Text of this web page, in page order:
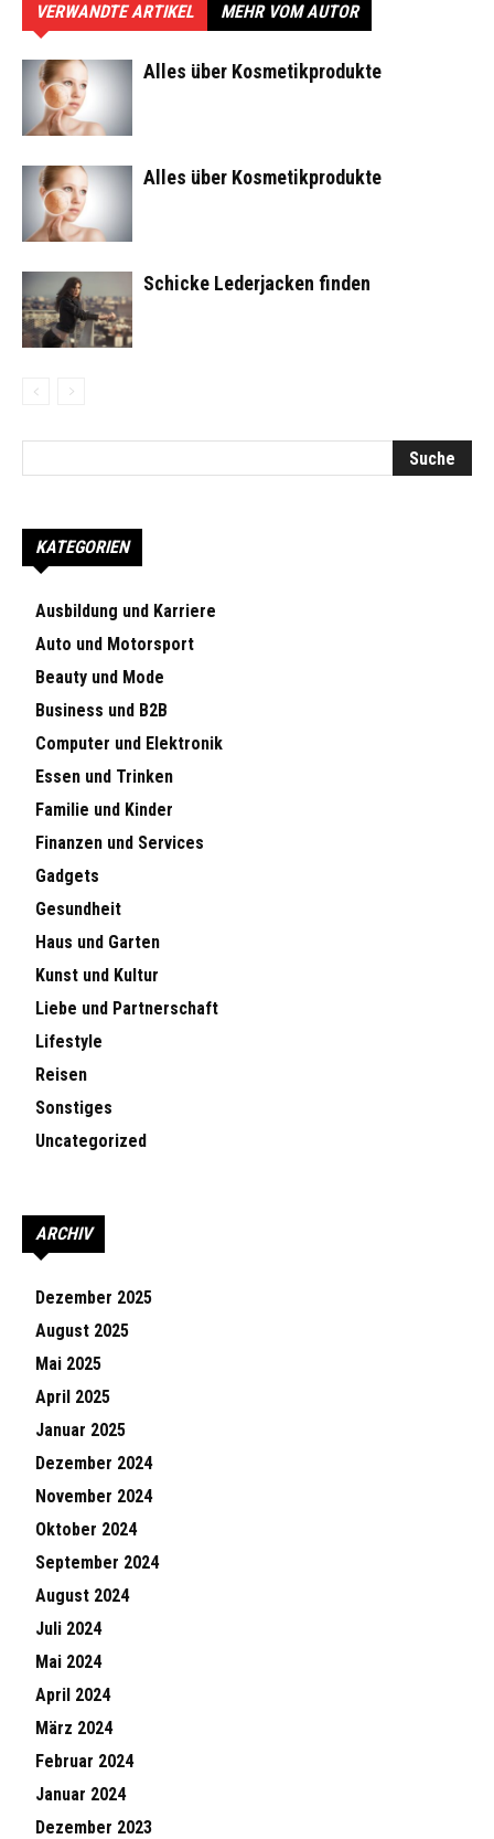
VERWANDTE ARTIKEL MEHR VOM AUTOR
Alles über Kosmetikprodukte
Alles über Kosmetikprodukte
Schicke Lederjacken finden
KATEGORIEN
Ausbildung und Karriere
Auto und Motorsport
Beauty und Mode
Business und B2B
Computer und Elektronik
Essen und Trinken
Familie und Kinder
Finanzen und Services
Gadgets
Gesundheit
Haus und Garten
Kunst und Kultur
Liebe und Partnerschaft
Lifestyle
Reisen
Sonstiges
Uncategorized
ARCHIV
Dezember 2025
August 2025
Mai 2025
April 2025
Januar 2025
Dezember 2024
November 2024
Oktober 2024
September 2024
August 2024
Juli 2024
Mai 2024
April 2024
März 2024
Februar 2024
Januar 2024
Dezember 2023